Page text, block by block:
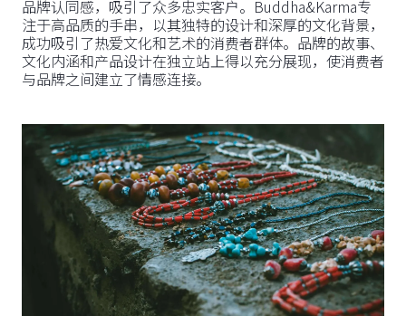
品牌认同感，吸引了众多忠实客户。Buddha&Karma专
注于高品质的手串，以其独特的设计和深厚的文化背景，
成功吸引了热爱文化和艺术的消费者群体。品牌的故事、
文化内涵和产品设计在独立站上得以充分展现，使消费者
与品牌之间建立了情感连接。